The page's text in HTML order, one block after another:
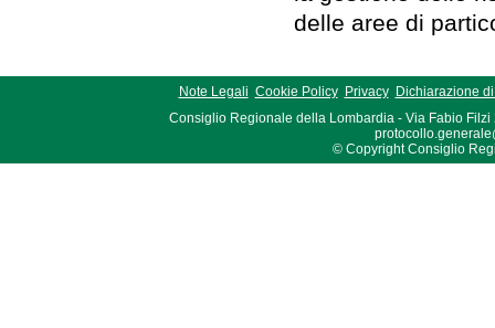
delle aree di
Note Legali Cookie Policy Privacy
Dichiarazione
Consiglio Regionale della Lombardia - Via Fabio Filzi
© Copyright Consiglio